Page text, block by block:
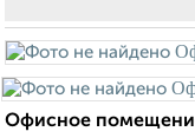
Офисное